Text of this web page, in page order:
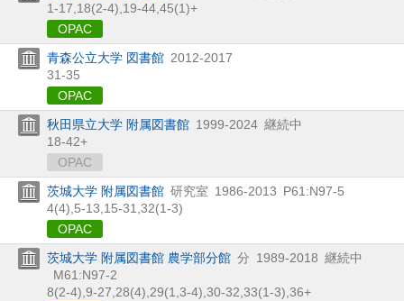
1-17,18(2-4),19-44,45(1)+
OPAC
青森公立大学 図書館 2012-2017
31-35
OPAC
秋田県立大学 附属図書館 1999-2024 継続中
18-42+
OPAC
茨城大学 附属図書館 研究室 1986-2013 P61:N97-5
4(4),5-13,15-31,32(1-3)
OPAC
茨城大学 附属図書館 農学部分館 分 1989-2018 継続中
M61:N97-2
8(2-4),9-27,28(4),29(1,3-4),30-32,33(1-3),36+